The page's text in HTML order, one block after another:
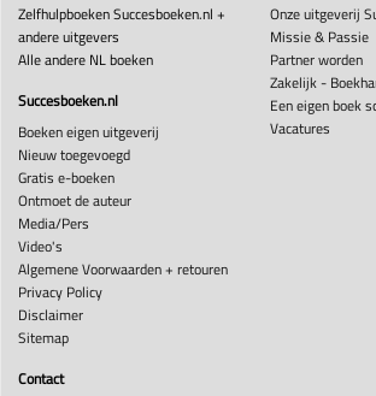
Zelfhulpboeken Succesboeken.nl +
andere uitgevers
Alle andere NL boeken
Succesboeken.nl
Boeken eigen uitgeverij
Nieuw toegevoegd
Gratis e-boeken
Ontmoet de auteur
Media/Pers
Video's
Algemene Voorwaarden + retouren
Privacy Policy
Disclaimer
Sitemap
Onze uitgeverij
Missie & Passie
Partner worden
Zakelijk -
Een eigen boek
Vacatures
Contact